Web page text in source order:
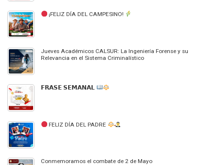
¡FELIZ DÍA DEL CAMPESINO!
Jueves Académicos CALSUR: La Ingeniería Forense y su
Relevancia en el Sistema Criminalístico
𝗙𝗥𝗔𝗦𝗘 𝗦𝗘𝗠𝗔𝗡𝗔𝗟
FELIZ DÍA DEL PADRE
Conmemoramos el combate de 2 de Mayo